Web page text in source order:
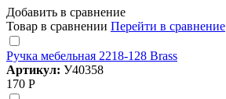
Добавить в сравнение
Товар в сравнении Перейти в сравнение
Ручка мебельная 2218-128 Brass
Артикул: У40358
170 Р